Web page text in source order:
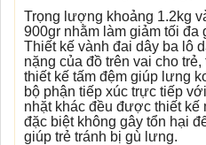
Trọng lượng khoảng 1.2kg
900gr nhằm làm giảm tối đa
Thiết kế vành đai dây ba lô
nặng của đồ trên vai cho
thiết kế tấm đệm giúp lưng
bộ phận tiếp xúc trực tiếp
nhặt khác đều được thiết kế
đặc biệt không gây tổn hại
giúp trẻ tránh bị gù lưng.